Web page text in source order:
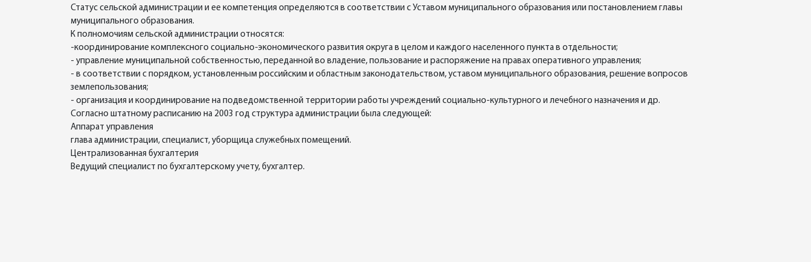
Статус сельской администрации и ее компетенция определяются в соответствии с Уставом муниципального образования или постановлением главы
муниципального образования.
К полномочиям сельской администрации относятся:
-координирование комплексного социально-экономического развития округа в целом и каждого населенного пункта в отдельности;
- управление муниципальной собственностью, переданной во владение, пользование и распоряжение на правах оперативного управления;
- в соответствии с порядком, установленным российским и областным законодательством, уставом муниципального образования, решение вопросов
землепользования;
- организация и координирование на подведомственной территории работы учреждений социально-культурного и лечебного назначения и др.
Согласно штатному расписанию на 2003 год структура администрации была следующей:
Аппарат управления
глава администрации, специалист, уборщица служебных помещений.
Централизованная бухгалтерия
Ведущий специалист по бухгалтерскому учету, бухгалтер.